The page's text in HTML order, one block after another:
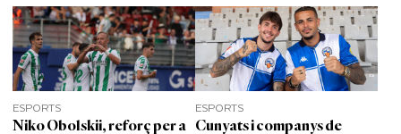
ESPORTS
Niko Obolskii, reforç per a
ESPORTS
Cunyats i companys de